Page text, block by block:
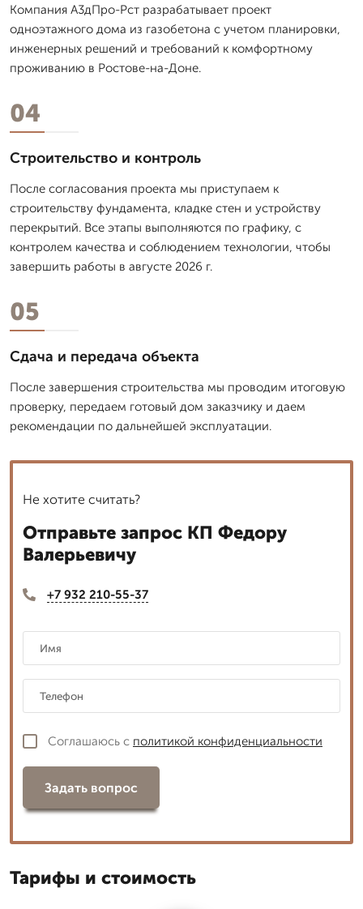
Компания А3дПро-Рст разрабатывает проект
одноэтажного дома из газобетона с учетом планировки,
инженерных решений и требований к комфортному
проживанию в Ростове-на-Доне.
04
Строительство и контроль
После согласования проекта мы приступаем к
строительству фундамента, кладке стен и устройству
перекрытий. Все этапы выполняются по графику, с
контролем качества и соблюдением технологии, чтобы
завершить работы в августе 2026 г.
05
Сдача и передача объекта
После завершения строительства мы проводим итоговую
проверку, передаем готовый дом заказчику и даем
рекомендации по дальнейшей эксплуатации.
Не хотите считать?
Отправьте запрос КП Федору
Валерьевичу
+7 932 210-55-37
Соглашаюсь с политикой конфиденциальности
Задать вопрос
Тарифы и стоимость